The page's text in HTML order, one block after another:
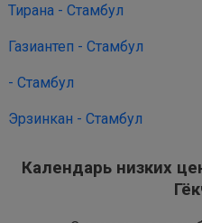
Тирана - Стамбул
Газиантеп - Стамбул
- Стамбул
Эрзинкан - Стамбул
Календарь низких